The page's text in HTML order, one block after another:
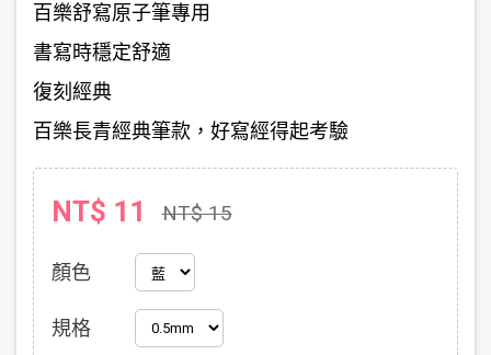
百樂舒寫原子筆專用
書寫時穩定舒適
復刻經典
百樂長青經典筆款，好寫經得起考驗
NT$ 11 NT$ 15
顏色
規格